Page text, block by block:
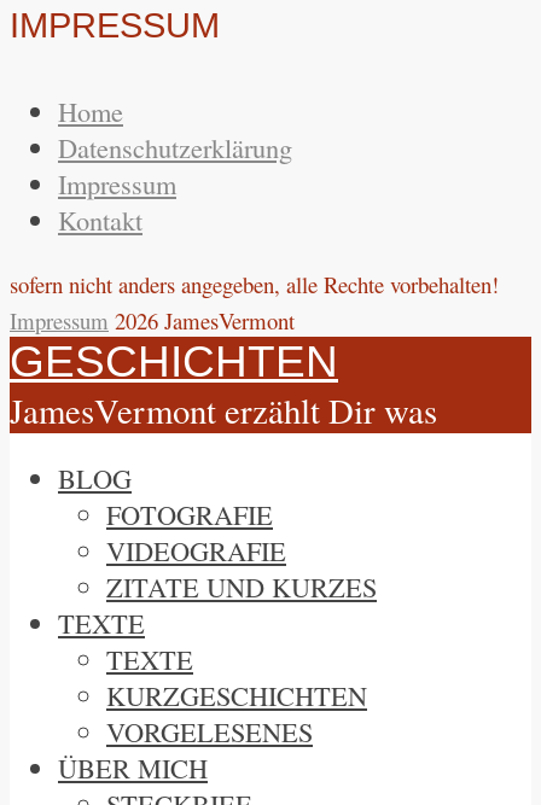
IMPRESSUM
Home
Datenschutzerklärung
Impressum
Kontakt
sofern nicht anders angegeben, alle Rechte vorbehalten!
Impressum 2026 JamesVermont
GESCHICHTEN
JamesVermont erzählt Dir was
BLOG
FOTOGRAFIE
VIDEOGRAFIE
ZITATE UND KURZES
TEXTE
TEXTE
KURZGESCHICHTEN
VORGELESENES
ÜBER MICH